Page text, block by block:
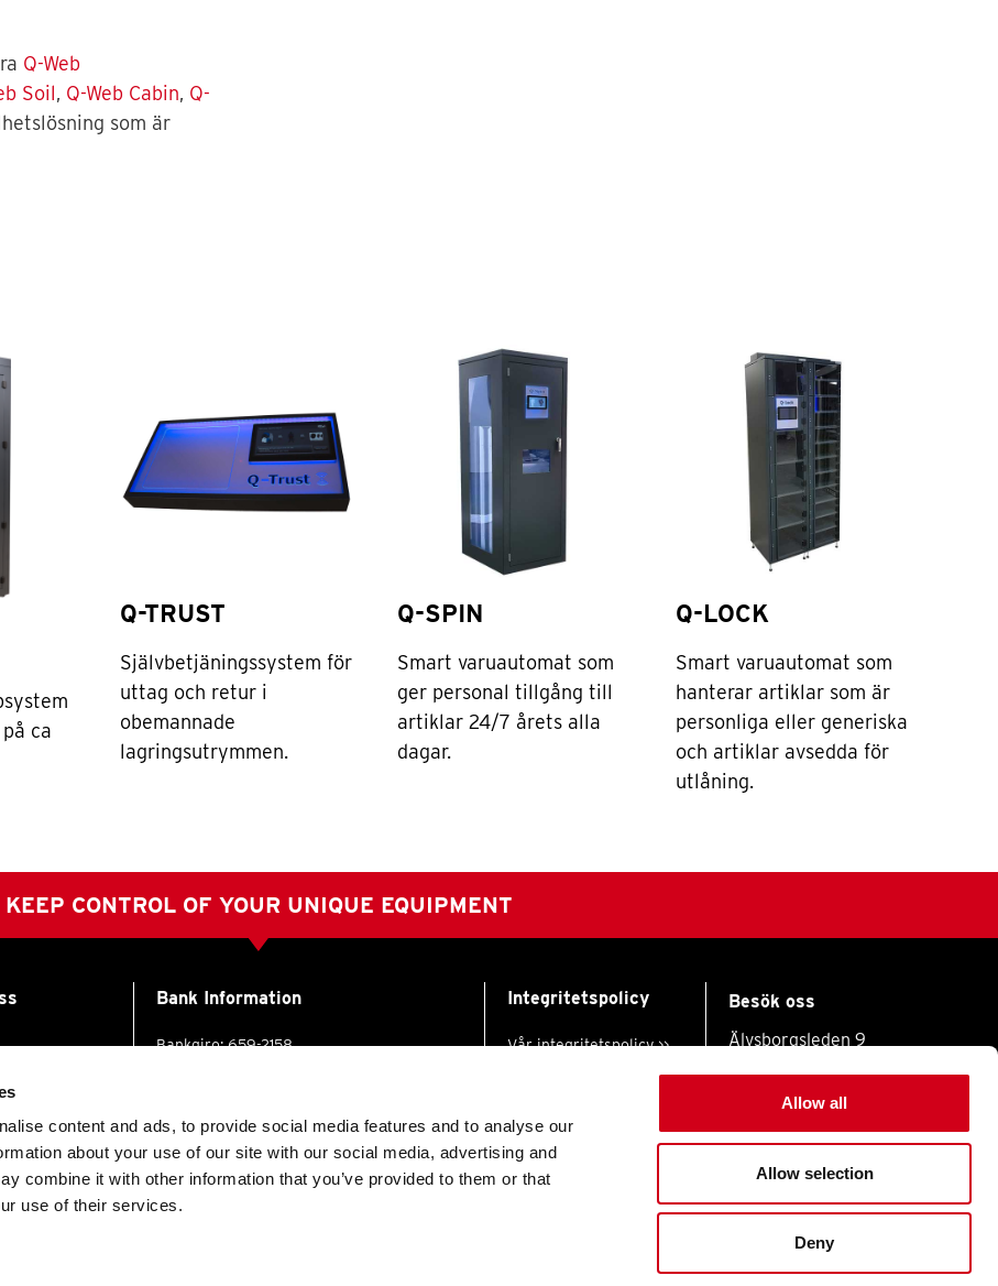
content and ads, to provide social media features and to analyse our
about your use of our site with our social media, advertising and
combine it with other information that you’ve provided to them or that
use of their services.
Allow all
Allow selection
Deny
Q-Web
Soil, Q-Web Cabin, Q-
som är
ca
Q-TRUST
Självbetjäningssystem för
uttag och retur i
obemannade
lagringsutrymmen.
Q-SPIN
Smart varuautomat som
ger personal tillgång till
artiklar 24/7 årets alla
dagar.
Q-LOCK
Smart varuautomat som
hanterar artiklar som är
personliga eller generiska
och artiklar avsedda för
utlåning.
KEEP CONTROL OF YOUR UNIQUE EQUIPMENT
88 70
Bank Information
Bankgiro: 659-2158
IBAN (CHF): SE2080000803250370613135
VAT No.: SE556119012401
Certifieringar
Integritetspolicy
Vår integritetspolicy >>
Karriär
Besök oss
Älvsborgsleden 9
Sweden
Följ oss på